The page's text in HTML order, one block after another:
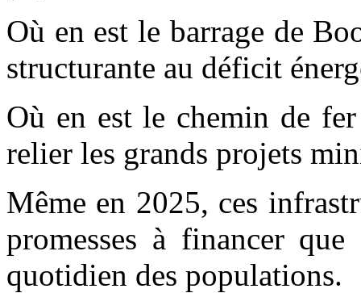
Où en est le barrage de
structurante au déficit
Où en est le chemin de
relier les grands projets
Même en 2025, ces
promesses à financer
quotidien des populations.